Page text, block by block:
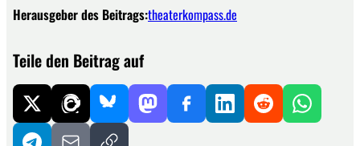
Herausgeber des Beitrags:theaterkompass.de
Teile den Beitrag auf